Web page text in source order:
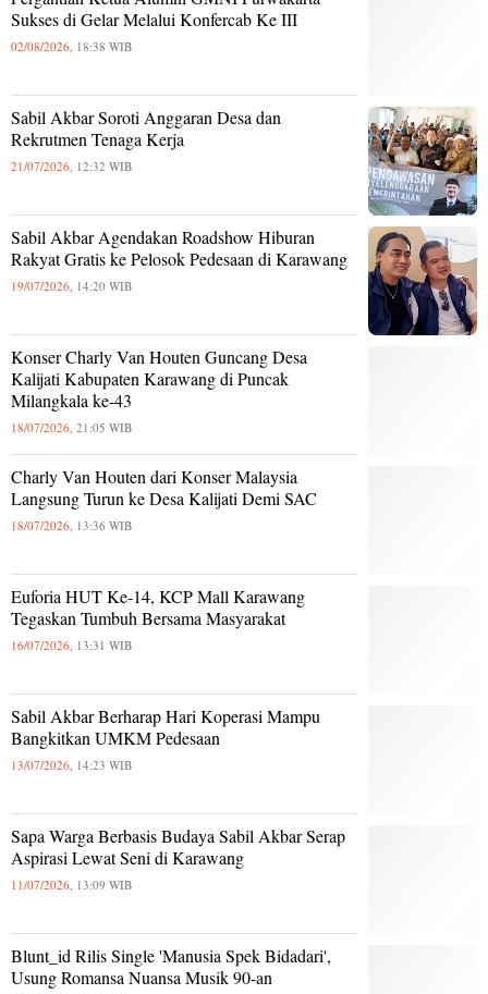
Sukses di Gelar Melalui Konfercab Ke III
02/08/2026, 18:38 WIB
Sabil Akbar Soroti Anggaran Desa dan
Rekrutmen Tenaga Kerja
21/07/2026, 12:32 WIB
Sabil Akbar Agendakan Roadshow Hiburan
Rakyat Gratis ke Pelosok Pedesaan di Karawang
19/07/2026, 14:20 WIB
Konser Charly Van Houten Guncang Desa
Kalijati Kabupaten Karawang di Puncak
Milangkala ke-43
18/07/2026, 21:05 WIB
Charly Van Houten dari Konser Malaysia
Langsung Turun ke Desa Kalijati Demi SAC
18/07/2026, 13:36 WIB
Euforia HUT Ke-14, KCP Mall Karawang
Tegaskan Tumbuh Bersama Masyarakat
16/07/2026, 13:31 WIB
Sabil Akbar Berharap Hari Koperasi Mampu
Bangkitkan UMKM Pedesaan
13/07/2026, 14:23 WIB
Sapa Warga Berbasis Budaya Sabil Akbar Serap
Aspirasi Lewat Seni di Karawang
11/07/2026, 13:09 WIB
Blunt_id Rilis Single 'Manusia Spek Bidadari',
Usung Romansa Nuansa Musik 90-an